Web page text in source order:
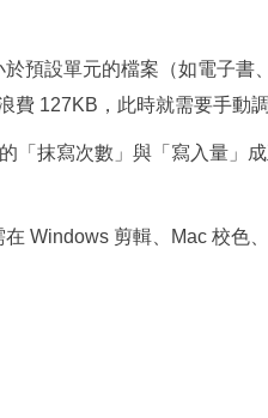
於預設單元的檔案（如電子
127KB，此時就需要手動調
「抹寫次數」與「寫入量」
Windows 剪輯、Mac 校色